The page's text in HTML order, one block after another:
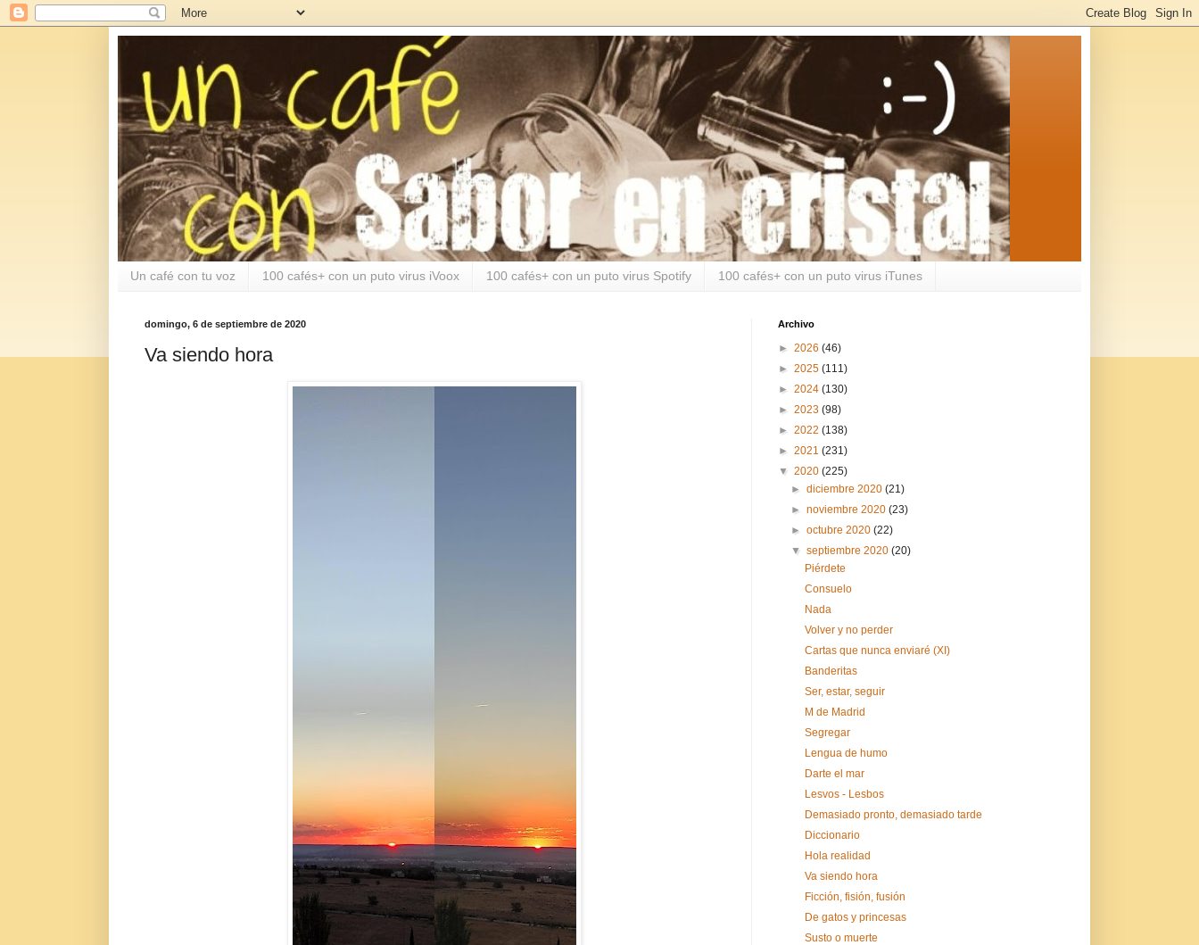
Un café con tu voz 100 cafés+ con un puto virus iVoox 100 cafés+ con un puto virus Spotify 100 cafés+ con un puto virus iTunes
domingo, 6 de septiembre de 2020
Va siendo hora
Archivo
► 2026 (46)
► 2025 (111)
► 2024 (130)
► 2023 (98)
► 2022 (138)
► 2021 (231)
▼ 2020 (225)
►diciembre 2020(21)
►noviembre 2020(23)
►octubre 2020(22)
▼septiembre 2020(20)
Piérdete
Consuelo
Nada
Volver y no perder
Cartas que nunca enviaré (XI)
Banderitas
Ser, estar, seguir
M de Madrid
Segregar
Lengua de humo
Darte el mar
Lesvos - Lesbos
Demasiado pronto, demasiado tarde
Diccionario
Hola realidad
Va siendo hora
Ficción, fisión, fusión
De gatos y princesas
Susto o muerte